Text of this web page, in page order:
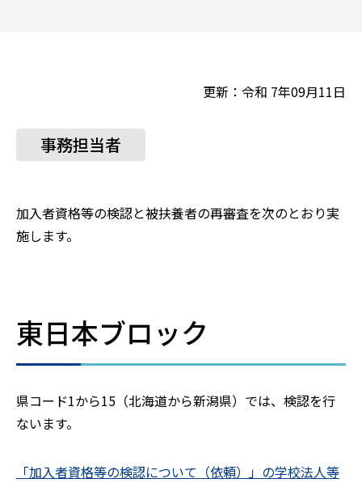
更新：令和 7年09月11日
事務担当者
加入者資格等の検認と被扶養者の再審査を次のとおり実
施します。
東日本ブロック
県コード1から15（北海道から新潟県）では、検認を行
ないます。
「加入者資格等の検認について（依頼）」の学校法人等